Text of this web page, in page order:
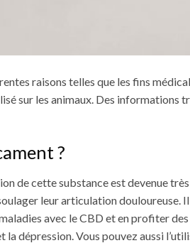
raisons telles que les fins
sur les animaux. Des informations
?
de cette substance est devenue
leur articulation douloureuse.
avec le CBD et en profiter des
la dépression. Vous pouvez aussi